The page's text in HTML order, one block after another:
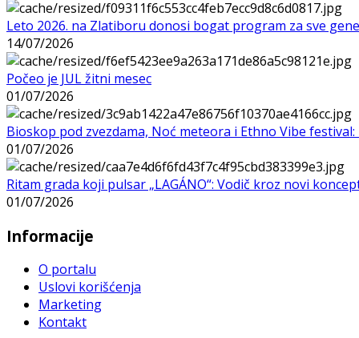
Leto 2026. na Zlatiboru donosi bogat program za sve
14/07/2026
Počeo je JUL žitni mesec
01/07/2026
Bioskop pod zvezdama, Noć meteora i Ethno Vibe
01/07/2026
Ritam grada koji pulsar „LAGÁNO“: Vodič kroz novi
01/07/2026
Informacije
O portalu
Uslovi korišćenja
Marketing
Kontakt